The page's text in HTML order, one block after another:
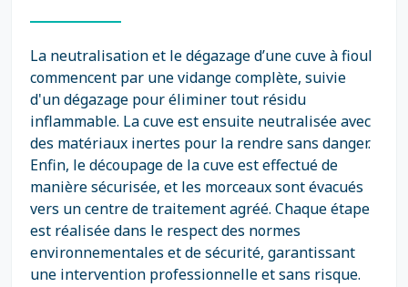
La neutralisation et le dégazage d’une cuve à fioul
commencent par une vidange complète, suivie
d'un dégazage pour éliminer tout résidu
inflammable. La cuve est ensuite neutralisée avec
des matériaux inertes pour la rendre sans danger.
Enfin, le découpage de la cuve est effectué de
manière sécurisée, et les morceaux sont évacués
vers un centre de traitement agréé. Chaque étape
est réalisée dans le respect des normes
environnementales et de sécurité, garantissant
une intervention professionnelle et sans risque.